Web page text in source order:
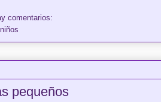
comentarios:
pequeños